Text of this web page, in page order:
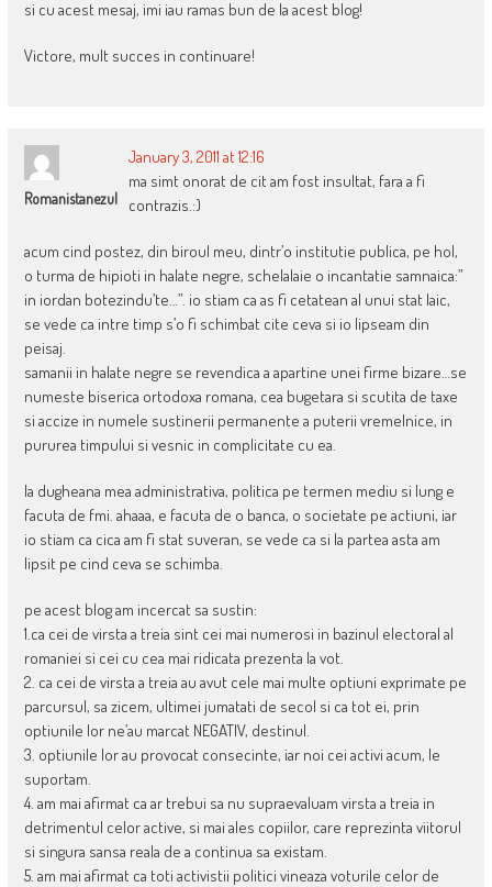
si cu acest mesaj, imi iau ramas bun de la acest blog!
Victore, mult succes in continuare!
Romanistanezul
January 3, 2011 at 12:16
ma simt onorat de cit am fost insultat, fara a fi
contrazis.:)
acum cind postez, din biroul meu, dintr’o institutie publica, pe hol,
o turma de hipioti in halate negre, schelalaie o incantatie samnaica:”
in iordan botezindu’te…”. io stiam ca as fi cetatean al unui stat laic,
se vede ca intre timp s’o fi schimbat cite ceva si io lipseam din
peisaj.
samanii in halate negre se revendica a apartine unei firme bizare…se
numeste biserica ortodoxa romana, cea bugetara si scutita de taxe
si accize in numele sustinerii permanente a puterii vremelnice, in
pururea timpului si vesnic in complicitate cu ea.
la dugheana mea administrativa, politica pe termen mediu si lung e
facuta de fmi. ahaaa, e facuta de o banca, o societate pe actiuni, iar
io stiam ca cica am fi stat suveran, se vede ca si la partea asta am
lipsit pe cind ceva se schimba.
pe acest blog am incercat sa sustin:
1.ca cei de virsta a treia sint cei mai numerosi in bazinul electoral al
romaniei si cei cu cea mai ridicata prezenta la vot.
2. ca cei de virsta a treia au avut cele mai multe optiuni exprimate pe
parcursul, sa zicem, ultimei jumatati de secol si ca tot ei, prin
optiunile lor ne’au marcat NEGATIV, destinul.
3. optiunile lor au provocat consecinte, iar noi cei activi acum, le
suportam.
4. am mai afirmat ca ar trebui sa nu supraevaluam virsta a treia in
detrimentul celor active, si mai ales copiilor, care reprezinta viitorul
si singura sansa reala de a continua sa existam.
5. am mai afirmat ca toti activistii politici vineaza voturile celor de